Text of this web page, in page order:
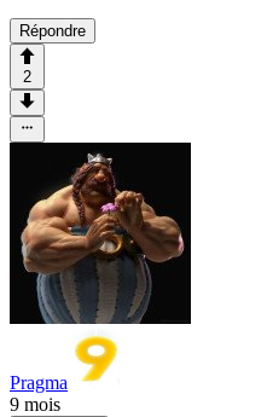
Répondre
2
Pragma
9 mois